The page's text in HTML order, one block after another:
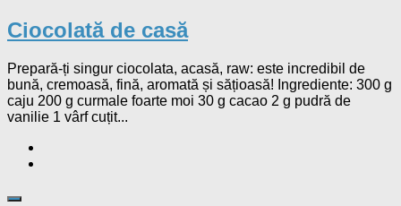
Ciocolată de casă
Prepară-ți singur ciocolata, acasă, raw: este incredibil de
bună, cremoasă, fină, aromată și sățioasă! Ingrediente: 300 g
caju 200 g curmale foarte moi 30 g cacao 2 g pudră de
vanilie 1 vârf cuțit...